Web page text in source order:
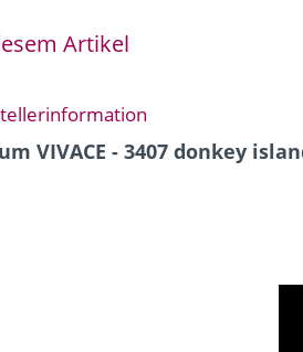
Artikel
VIVACE - 3407 donkey